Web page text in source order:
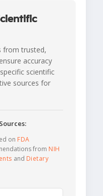
from trusted,
accuracy
scientific
sources for
on FDA
from NIH
and Dietary